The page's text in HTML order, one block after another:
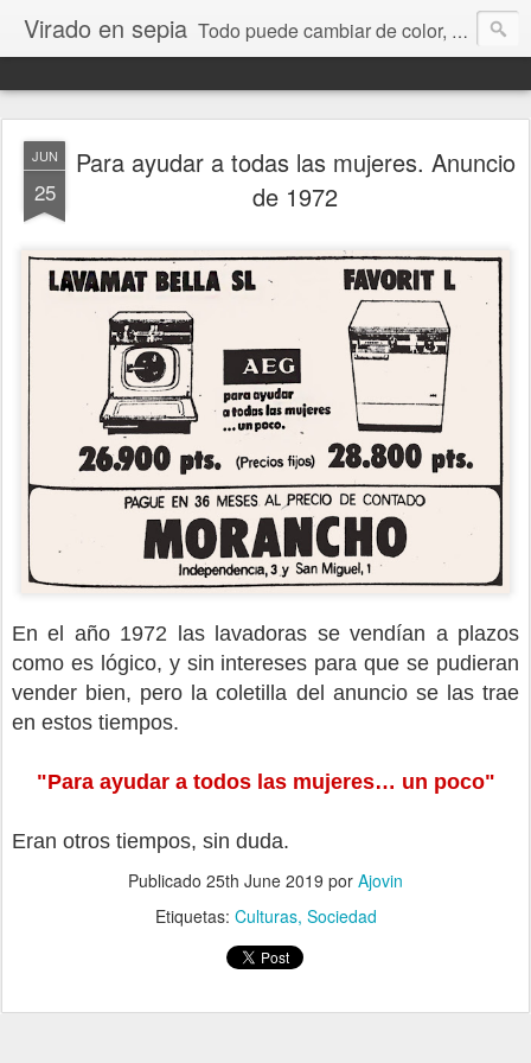
Virado en sepia Todo puede cambiar de color, depende de nosotros y de nuestra capacidad para aprender a mirar. Hablamos de sociedad, economía, empresa, política, RRHH, formación. De Historia reciente, de educación y de temas sociales.
JUN
25
Para ayudar a todas las mujeres. Anuncio
de 1972
En el año 1972 las lavadoras se vendían a plazos
como es lógico, y sin intereses para que se pudieran
vender bien, pero la coletilla del anuncio se las trae
en estos tiempos.
"Para ayudar a todos las mujeres… un poco"
Eran otros tiempos, sin duda.
Publicado 25th June 2019 por Ajovin
Etiquetas: Culturas Sociedad